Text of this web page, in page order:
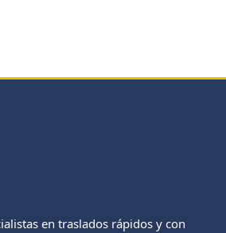
en traslados rápidos y con